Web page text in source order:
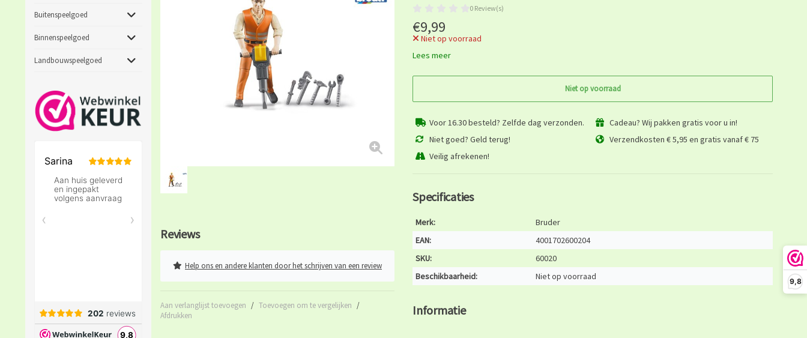
9,8
Buitenspeelgoed
Binnenspeelgoed
Landbouwspeelgoed
Reviews
Help ons en andere klanten door het schrijven van een review
Aan verlanglijst toevoegen / Toevoegen om te vergelijken /
Afdrukken
0 Review(s)
€9,99
Niet op voorraad
Lees meer
Niet op voorraad
Voor 16.30 besteld? Zelfde dag verzonden.
Cadeau? Wij pakken gratis voor u in!
Niet goed? Geld terug!
Verzendkosten € 5,95 en gratis vanaf € 75
Veilig afrekenen!
Specificaties
Merk:
Bruder
EAN:
4001702600204
SKU:
60020
Beschikbaarheid:
Niet op voorraad
Informatie